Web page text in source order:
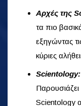
Αρχές της
τα πιο
εξηγώντας
κύριες
Scientology:
Παρουσιάζει
Scientology